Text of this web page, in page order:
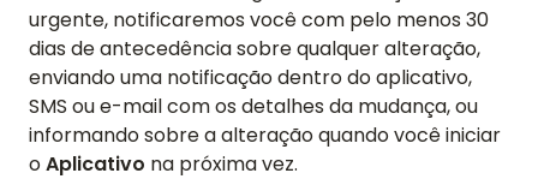
urgente, notificaremos você com pelo menos 30
dias de antecedência sobre qualquer alteração,
enviando uma notificação dentro do aplicativo,
SMS ou e-mail com os detalhes da mudança, ou
informando sobre a alteração quando você iniciar
oAplicativo na próxima vez.